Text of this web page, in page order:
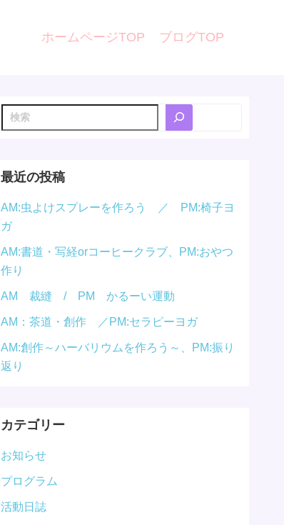
ホームページTOP ブログTOP
検
索
最近の投稿
AM:虫よけスプレーを作ろう ／ PM:椅子ヨ
ガ
AM:書道・写経orコーヒークラブ、PM:おやつ
作り
AM 裁縫 / PM かるーい運動
AM：茶道・創作 ／PM:セラピーヨガ
AM:創作～ハーバリウムを作ろう～、PM:振り
返り
カテゴリー
お知らせ
プログラム
活動日誌